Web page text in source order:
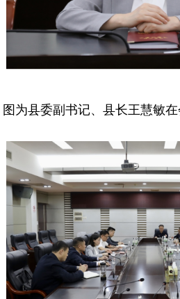
图为县委副书记、县长王慧敏